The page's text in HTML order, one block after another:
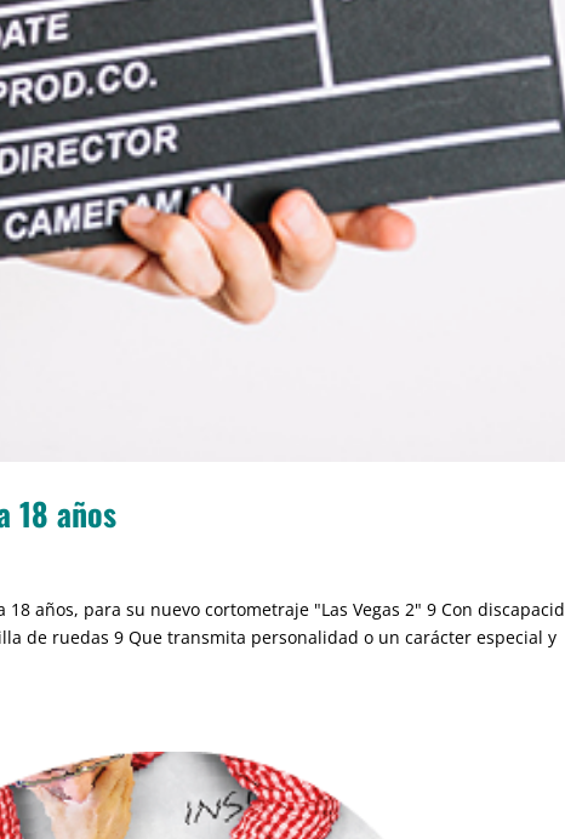
18 años
18 años, para su nuevo cortometraje "Las Vegas 2" 9 Con
de ruedas 9 Que transmita personalidad o un carácter especial y